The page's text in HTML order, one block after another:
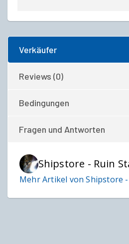
Verkäufer
Reviews (0)
Bedingungen
Fragen und Antworten
Shipstore - Ruin
Mehr Artikel von Shipstore